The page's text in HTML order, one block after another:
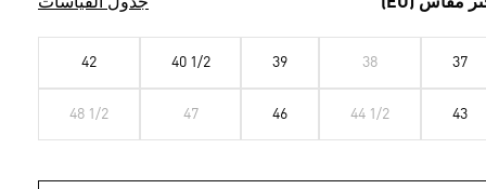
37
38
39
40 1/2
42
43
44 1/2
46
47
48 1/2